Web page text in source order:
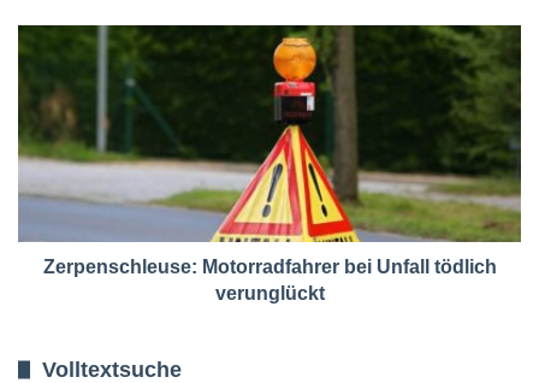
Zerpenschleuse: Motorradfahrer bei Unfall tödlich
verunglückt
Volltextsuche